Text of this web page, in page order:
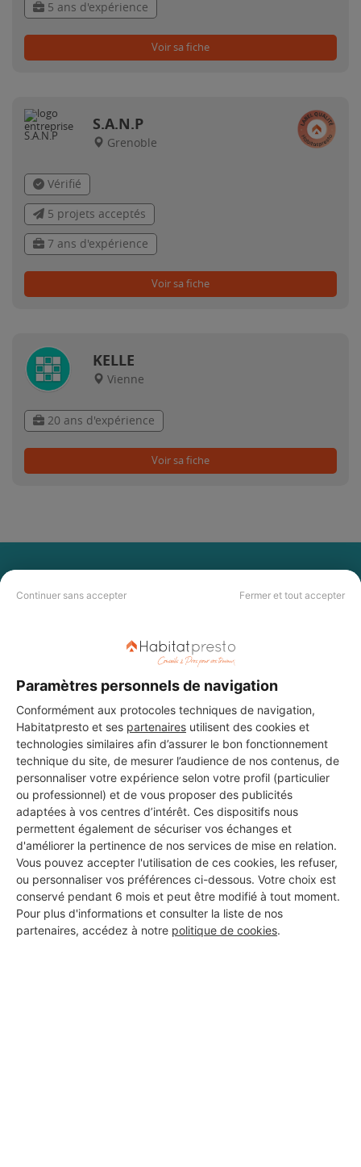
Continuer sans accepter Fermer et tout accepter
Paramètres personnels de navigation
Conformément aux protocoles techniques de navigation,
Habitatpresto et ses partenaires utilisent des cookies et
technologies similaires afin d’assurer le bon fonctionnement
technique du site, de mesurer l’audience de nos contenus, de
personnaliser votre expérience selon votre profil (particulier
ou professionnel) et de vous proposer des publicités
adaptées à vos centres d’intérêt. Ces dispositifs nous
permettent également de sécuriser vos échanges et
d'améliorer la pertinence de nos services de mise en relation.
Vous pouvez accepter l'utilisation de ces cookies, les refuser,
ou personnaliser vos préférences ci-dessous. Votre choix est
conservé pendant 6 mois et peut être modifié à tout moment.
Pour plus d'informations et consulter la liste de nos
partenaires, accédez à notre politique de cookies.
5 ans d'expérience
Voir sa fiche
S.A.N.P
Grenoble
Vérifié
5 projets acceptés
7 ans d'expérience
Voir sa fiche
KELLE
Vienne
20 ans d'expérience
Voir sa fiche
PAS LE TEMPS DE
CHERCHER ?
Vous souhaitez réaliser des travaux et ne savez quel professionnel
choisir ? Demandez des devis travauxauprès de notre réseau de 5 000
professionnels partout en France.
DEMANDER UN DEVIS